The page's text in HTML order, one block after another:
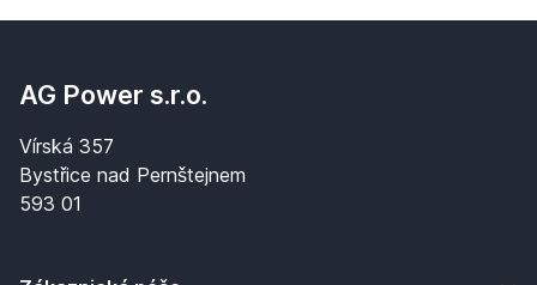
AG Power s.r.o.
Vírská 357
Bystřice nad Pernštejnem
593 01